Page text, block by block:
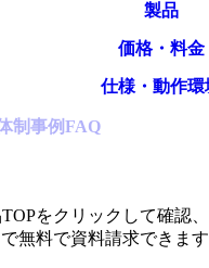
製品
価格・料金
仕様・動作環
制 事例FAQ
をクリックして確認、
無料で資料請求できます